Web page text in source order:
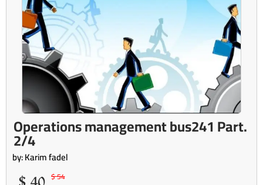
Operations management bus241 Part.
2/4
by: Karim fadel
40 $ 54 $